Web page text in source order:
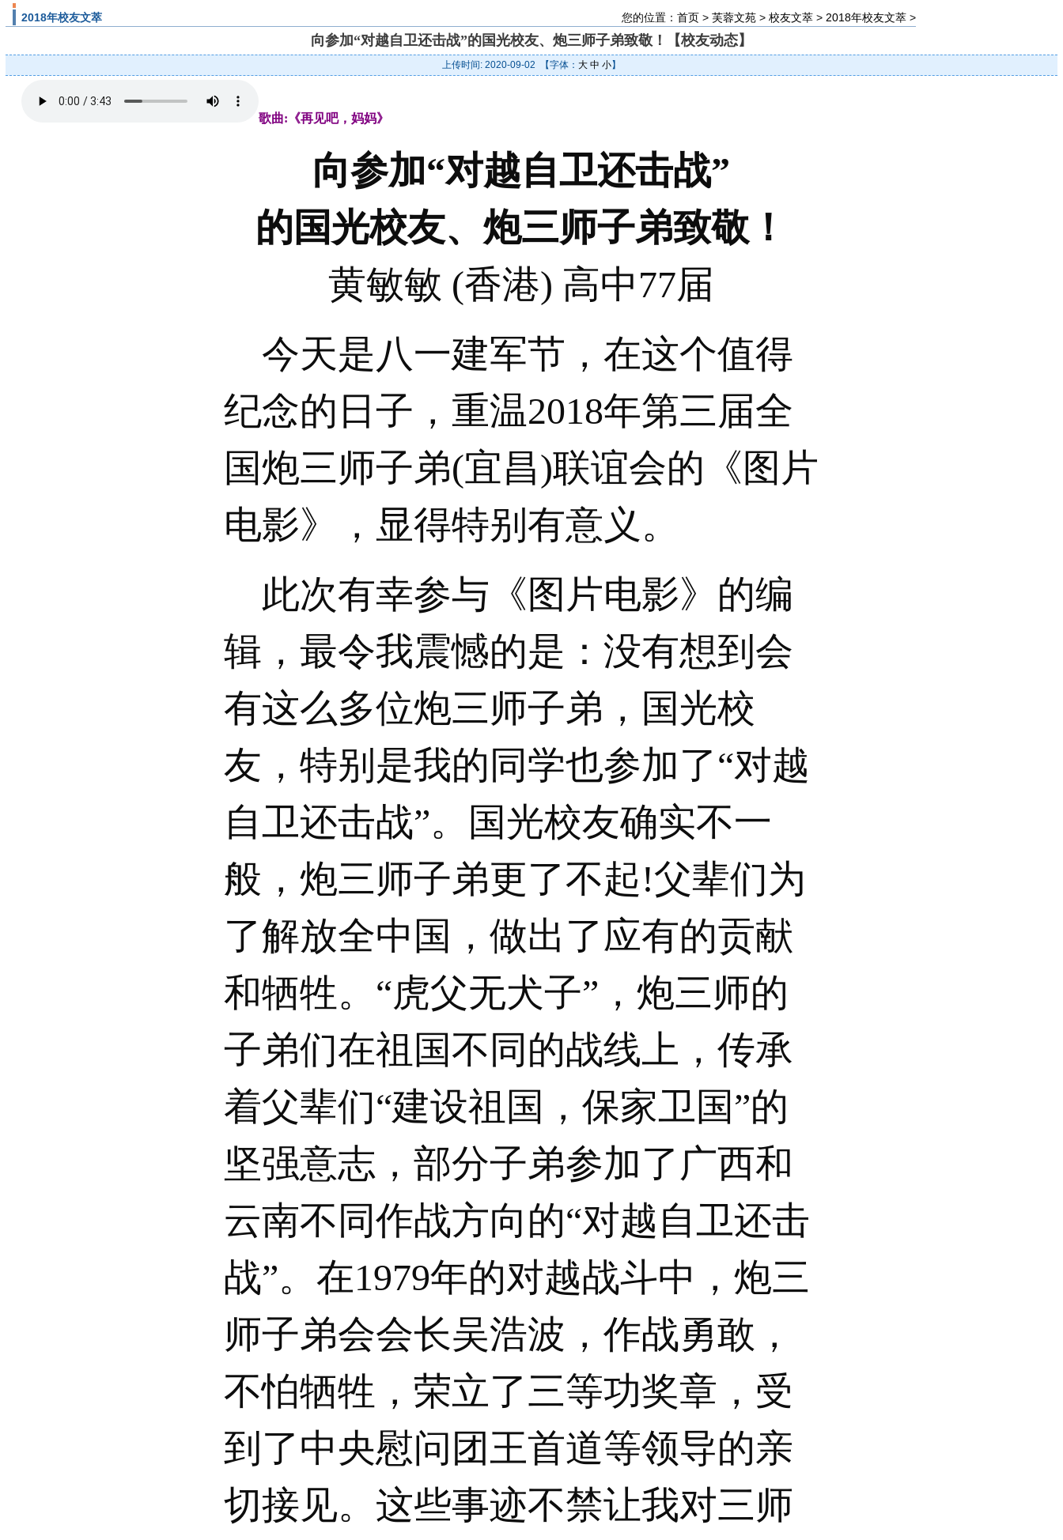
2018年校友文萃 您的位置：首页 >芙蓉文苑 >校友文萃 > 2018年校友文萃 >
向参加“对越自卫还击战”的国光校友、炮三师子弟致敬！【校友动态】
上传时间: 2020-09-02 【字体： 大 中 小】
歌曲:《再见吧，妈妈》
向参加“对越自卫还击战”
的国光校友、炮三师子弟致敬！
黄敏敏 (香港) 高中77届
今天是八一建军节，在这个值得
纪念的日子，重温2018年第三届全
国炮三师子弟(宜昌)联谊会的《图片
电影》，显得特别有意义。
此次有幸参与《图片电影》的编
辑，最令我震憾的是：没有想到会
有这么多位炮三师子弟，国光校
友，特别是我的同学也参加了“对越
自卫还击战”。国光校友确实不一
般，炮三师子弟更了不起!父辈们为
了解放全中国，做出了应有的贡献
和牺牲。“虎父无犬子”，炮三师的
子弟们在祖国不同的战线上，传承
着父辈们“建设祖国，保家卫国”的
坚强意志，部分子弟参加了广西和
云南不同作战方向的“对越自卫还击
战”。在1979年的对越战斗中，炮三
师子弟会会长吴浩波，作战勇敢，
不怕牺牲，荣立了三等功奖章，受
到了中央慰问团王首道等领导的亲
切接见。这些事迹不禁让我对三师